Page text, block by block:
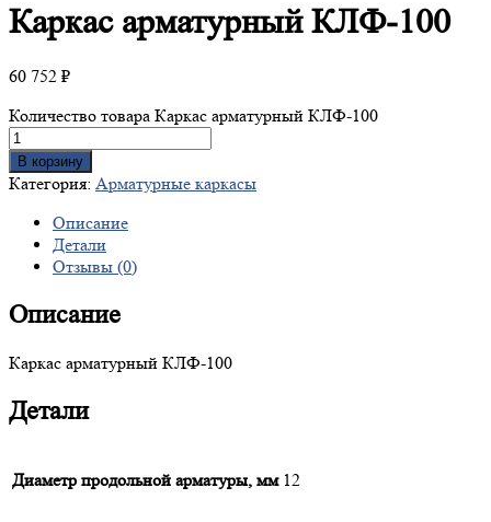
Каркасарматурный КЛФ-100
60 752 ₽
Количество товара Каркас арматурный КЛФ-100
В корзину
Категория: Арматурные каркасы
Описание
Детали
Отзывы (0)
Описание
Каркас арматурный КЛФ-100
Детали
Диаметр продольной арматуры, мм 12